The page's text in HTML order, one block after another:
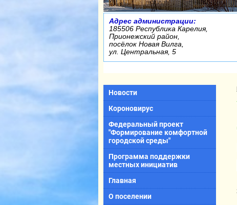
Адрес администрации:
185506 Республика Карелия,
Прионежский район,
посёлок Новая Вилга,
ул. Центральная, 5
Новости
Короновирус
Федеральный проект
"Формирование комфортной
городской среды"
Программа поддержки
местных инициатив
Главная
О поселении